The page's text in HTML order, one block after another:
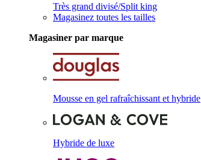
Très grand divisé/Split king
Magasinez toutes les tailles
Magasiner par marque
Mousse en gel rafraîchissant et hybride
Hybride de luxe